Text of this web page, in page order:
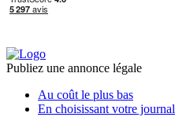
Publiez une annonce légale
Au coût le plus bas
En choisissant votre journal